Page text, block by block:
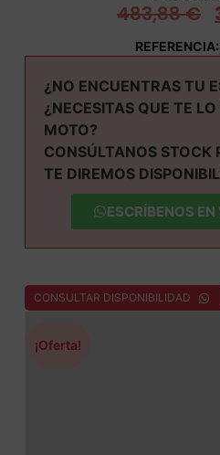
483,88€
¿NO ENCUENTRAS TU
¿NECESITAS QUE TE
MOTO?
CONSÚLTANOS STOCK
TE DIREMOS
ESCRÍBENOS
CONSULTAR DISPONIBILIDAD
¡Oferta!